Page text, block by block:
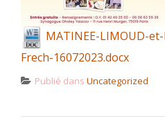
MATINEE-LIMOUD-
Frech-16072023.docx
Publié dans Uncategorized